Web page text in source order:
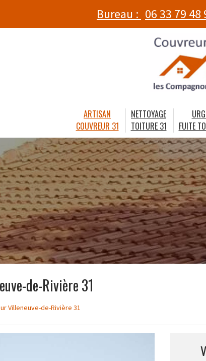
Bureau : 06 33 79 48
ARTISAN
COUVREUR 31
NETTOYAGE
TOITURE 31
FUITE
de-Rivière 31
Villeneuve-de-Rivière 31